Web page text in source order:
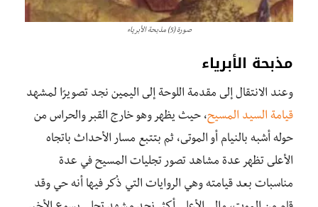
صورة (5) مذبحة الأبرياء
مذبحة الأبرياء
وعند الانتقال إلى مقدمة اللوحة إلى اليمين نجد تصويرًا لمشهد
قيامة السيد المسيح، حيث يظهر وهو خارج القبر والحراس من
حوله أشبه بالنيام أو الموتى، ثم بتتبع مسار الأحداث باتجاه
الأعلى تظهر عدة مشاهد تصور تجليات المسيح في عدة
مناسبات بعد قيامته وهي الروايات التي ذُكر فيها أنه حي وقد